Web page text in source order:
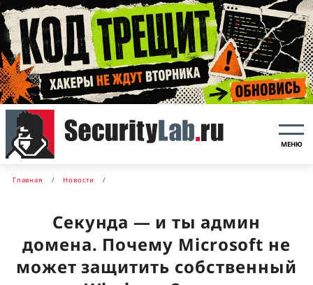
МЕНЮ
Главная Новости
Секунда — и ты админ
домена. Почему Microsoft не
может защитить собственный